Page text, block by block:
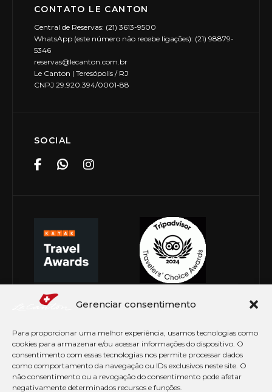
Gerenciar consentimento
Para proporcionar uma melhor experiência, usamos tecnologias como
cookies para armazenar e/ou acessar informações do dispositivo. O
consentimento com essas tecnologias nos permite processar dados
como comportamento da navegação ou IDs exclusivos neste site. O
não consentimento ou a revogação do consentimento pode afetar
negativamente determinados recursos e funções.
CONTATO LE CANTON
Central de Reservas: (21) 3613-9500
WhatsApp (este número não recebe ligações): (21) 98879-
5346
reservas@lecanton.com.br
Le Canton | Teresópolis / RJ
CNPJ 29.920.394/0001-88
SOCIAL
© Copyright 2026 Le Canton. Todos os direitos